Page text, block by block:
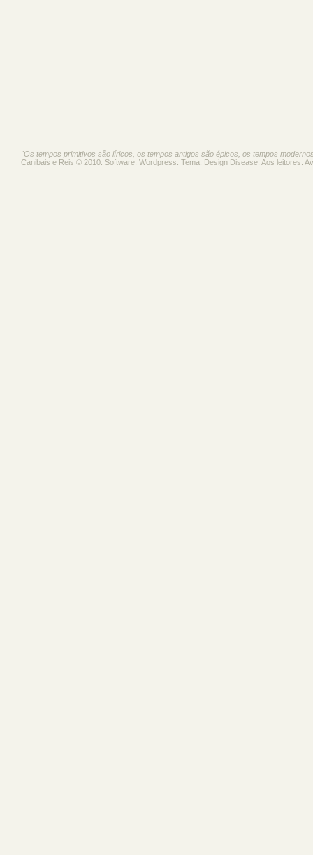
"Os tempos primitivos são líricos, os tempos antigos são épicos, os tempos
Canibais e Reis © 2010. Software: Wordpress . Tema: Design Disease . Aos leitores: